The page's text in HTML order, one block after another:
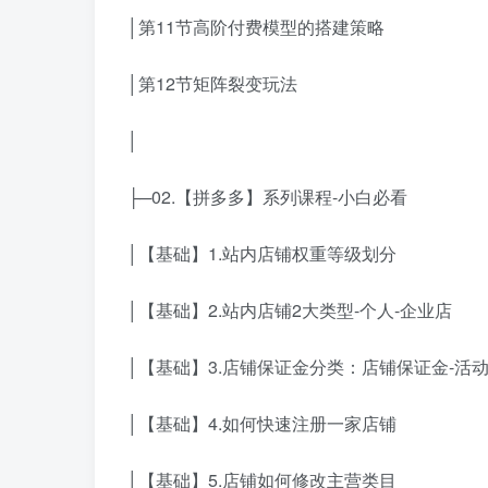
│第11节高阶付费模型的搭建策略
│第12节矩阵裂变玩法
├─02.【拼多多】系列课程-小白必看
│【基础】1.站内店铺权重等级划分
│【基础】2.站内店铺2大类型-个人-企业店
│【基础】3.店铺保证金分类：店铺保证金-活
│【基础】4.如何快速注册一家店铺
│【基础】5.店铺如何修改主营类目